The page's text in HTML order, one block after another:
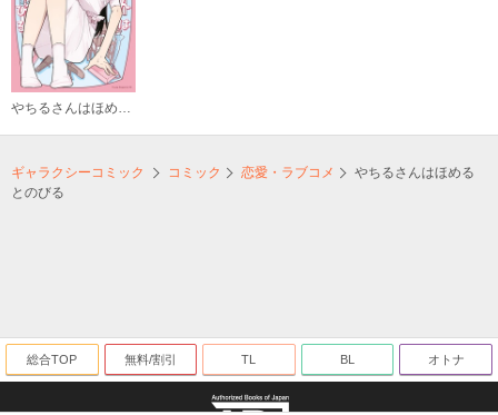
やちるさんはほめるとのびる
ギャラクシーコミック コミック 恋愛・ラブコメ
やちるさんはほめる
とのびる
総合TOP 無料/割引 TL BL オトナ